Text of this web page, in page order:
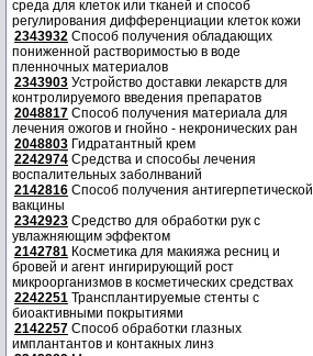
среда для клеток или тканей и способ
регулирования дифференциации клеток кожи
2343932 Способ получения обладающих
пониженной растворимостью в воде
пленночных материалов
2343903 Устройство доставки лекарств для
контролируемого введения препаратов
2048817 Способ получения материала для
лечения ожогов и гнойно - некронических ран
2048803 Гидратантный крем
2242974 Средства и способы лечения
воспалительных заболнваний
2142816 Способ получения антигерпетической
вакцины
2342923 Средство для обработки рук с
увлажняющим эффектом
2142781 Косметика для макияжа ресниц и
бровей и агент ингирирующий рост
микроорганизмов в косметических средствах
2242251 Трансплантируемые стенты с
биоактивными покрытиями
2142257 Способ обработки глазных
имплантантов и контакных линз